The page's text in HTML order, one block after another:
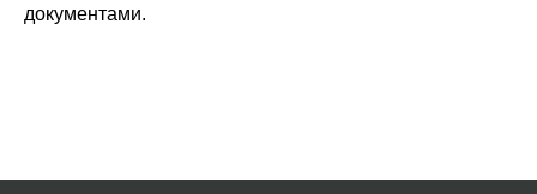
документами.